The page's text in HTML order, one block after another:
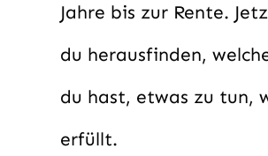
Jahre bis zur Rente.
du herausfinden,
du hast, etwas zu tun,
erfüllt.